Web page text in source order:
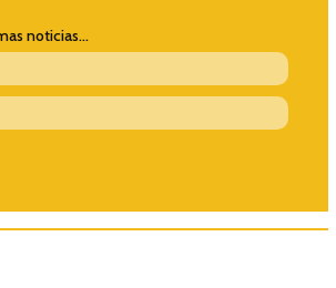
noticias...